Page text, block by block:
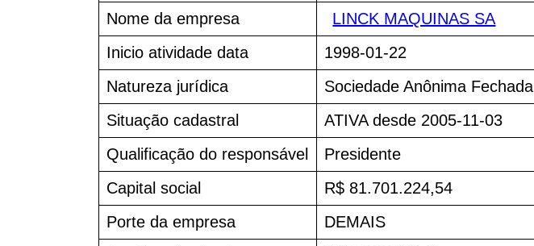
Nome da empresa
LINCK MAQUINAS SA
Inicio atividade data
1998-01-22
Natureza jurídica
Sociedade Anônima Fechada
Situação cadastral
ATIVA desde 2005-11-03
Qualificação do responsável
Presidente
Capital social
R$ 81.701.224,54
Porte da empresa
DEMAIS